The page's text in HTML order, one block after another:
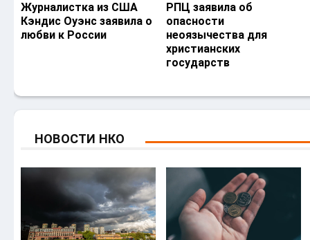
Журналистка из США
Кэндис Оуэнс заявила о
любви к России
РПЦ заявила об
опасности
неоязычества для
христианских
государств
НОВОСТИ НКО